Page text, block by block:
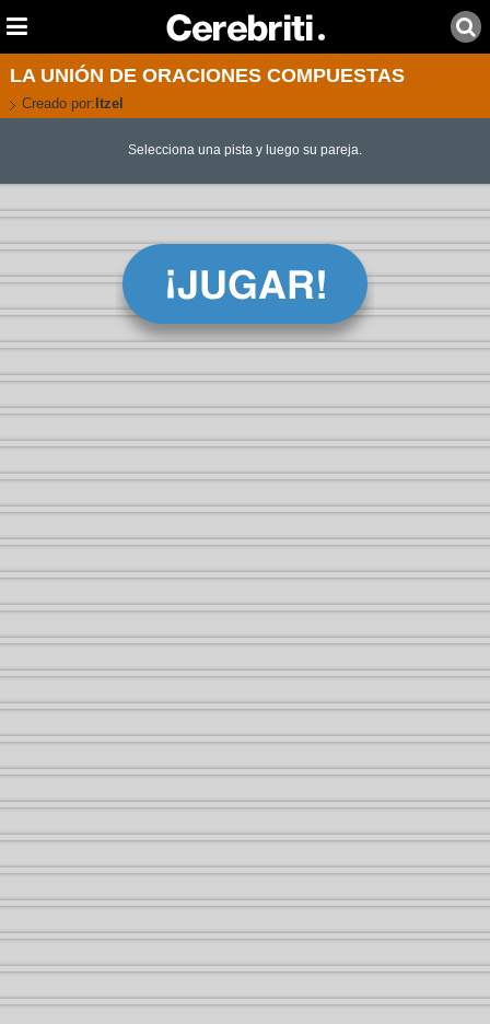
LA UNIÓN DE ORACIONES COMPUESTAS
Creado por: Itzel
Selecciona una pista y luego su pareja.